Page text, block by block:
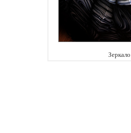
Зеркало